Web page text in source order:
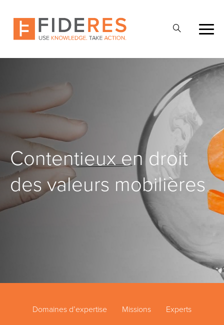
content
Ouvrir
Contentieux en droit
des valeurs mobilières
Domaines d’expertise Missions
Experts